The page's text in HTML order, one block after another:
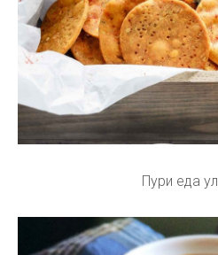
Пури еда